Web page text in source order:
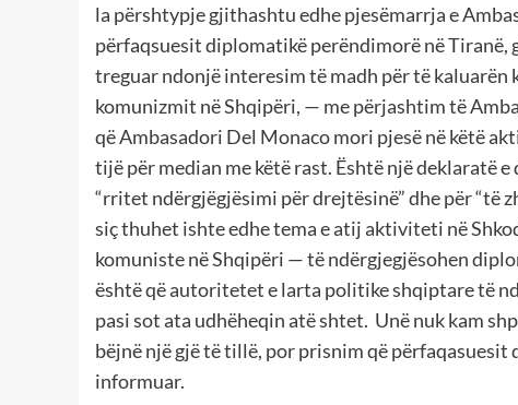
la përshtypje gjithashtu edhe pjesëmarrja e
përfaqsuesit diplomatikë perëndimorë në Tiranë,
treguar ndonjë interesim të madh për të
komunizmit në Shqipëri, — me përjashtim të
që Ambasadori Del Monaco mori pjesë në këtë
tijë për median me këtë rast. Është një deklaratë
“rritet ndërgjëgjësimi për drejtësinë” dhe për “të
siç thuhet ishte edhe tema e atij aktiviteti në
komuniste në Shqipëri — të ndërgjegjësohen
është që autoritetet e larta politike shqiptare të
pasi sot ata udhëheqin atë shtet. Unë nuk kam
bëjnë një gjë të tillë, por prisnim që
informuar.